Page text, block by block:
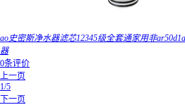
ao史密斯净水器滤芯12345级全套通家用非
器
0条评价
上一页
1/5
下一页